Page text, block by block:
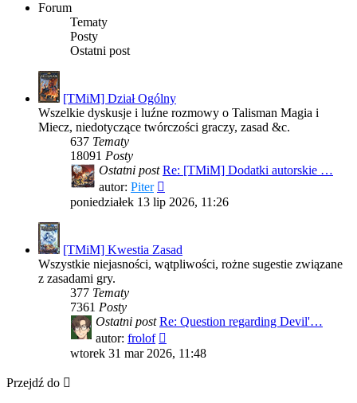
Forum
Tematy
Posty
Ostatni post
[TMiM] Dział Ogólny
Wszelkie dyskusje i luźne rozmowy o Talisman Magia i
Miecz, niedotyczące twórczości graczy, zasad &c.
637 Tematy
18091 Posty
Ostatni post Re: [TMiM] Dodatki autorskie …
autor: Piter
najnowszy
poniedziałek 13 lip 2026, 11:26
[TMiM] Kwestia Zasad
Wszystkie niejasności, wątpliwości, rożne sugestie związane
z zasadami gry.
377 Tematy
7361 Posty
Ostatni post Re: Question regarding Devil'…
autor: frolof
najnowszy
post
wtorek 31 mar 2026, 11:48
Przejdź do